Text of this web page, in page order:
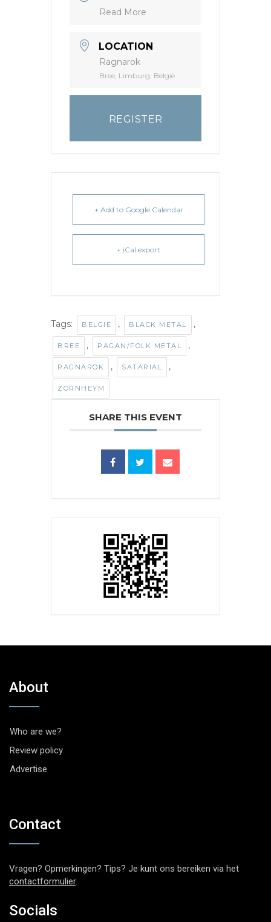
Read More
LOCATION
Ragnarok
Bree, Limburg, België
REGISTER
+ Add to Google Calendar
+ iCal export
Tags: BELGIË , BLACK METAL ,
BREE , PAGAN/FOLK METAL ,
RAGNAROK , SATARIAL ,
ZORNHEYM
SHARE THIS EVENT
About
Who are we?
Review policy
Advertise
Contact
Vragen? Opmerkingen? Tips? Je kunt ons bereiken via het
contactformulier.
Socials